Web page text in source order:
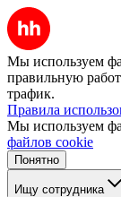
Мы используем
правильную
трафик.
Правила
Мы используем
файлов cookie
Понятно
Ищу сотрудника